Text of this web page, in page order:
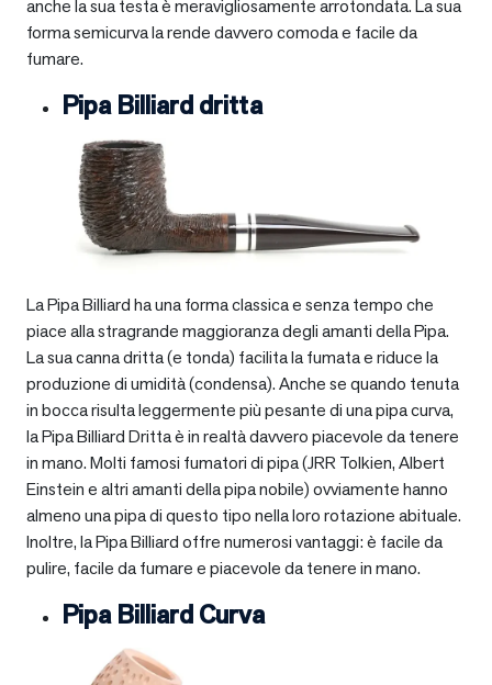
anche la sua testa è meravigliosamente arrotondata. La sua
forma semicurva la rende davvero comoda e facile da
fumare.
Pipa Billiard dritta
La Pipa Billiard ha una forma classica e senza tempo che
piace alla stragrande maggioranza degli amanti della Pipa.
La sua canna dritta (e tonda) facilita la fumata e riduce la
produzione di umidità (condensa). Anche se quando tenuta
in bocca risulta leggermente più pesante di una pipa curva,
la Pipa Billiard Dritta è in realtà davvero piacevole da tenere
in mano. Molti famosi fumatori di pipa (JRR Tolkien, Albert
Einstein e altri amanti della pipa nobile) ovviamente hanno
almeno una pipa di questo tipo nella loro rotazione abituale.
Inoltre, la Pipa Billiard offre numerosi vantaggi: è facile da
pulire, facile da fumare e piacevole da tenere in mano.
Pipa Billiard Curva